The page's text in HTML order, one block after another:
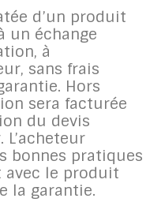
d’un produit
un échange
à
sans frais
Hors
sera facturée
du devis
bonnes pratiques
avec le produit
la garantie.